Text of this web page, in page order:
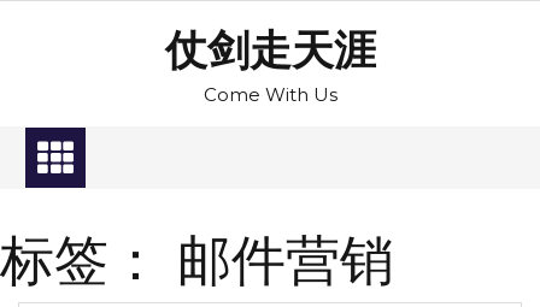
仗剑走天涯
Come With Us
标签： 邮件营销